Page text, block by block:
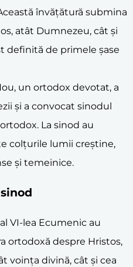
învățătură submina
atât Dumnezeu, cât și
definită de primele șase
un ortodox devotat, a
și a convocat sinodul
La sinod au
colțurile lumii creștine,
și temeinice.
VI-lea Ecumenic au
ortodoxă despre Hristos,
voința divină, cât și cea